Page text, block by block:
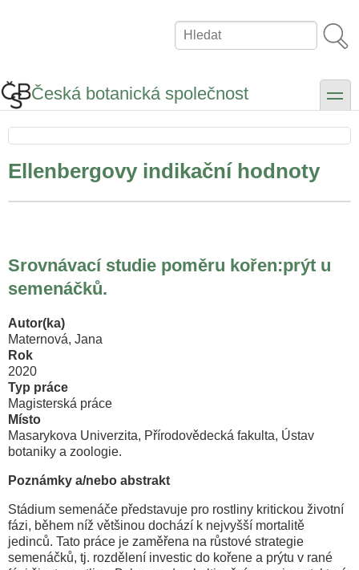
Hledat
Česká botanická společnost toggle
Ellenbergovy indikační hodnoty
Srovnávací studie poměru kořen:prýt u
semenáčků.
Autor(ka)
Maternová, Jana
Rok
2020
Typ práce
Magisterská práce
Místo
Masarykova Univerzita, Přírodovědecká fakulta, Ústav
botaniky a zoologie.
Poznámky a/nebo abstrakt
Stádium semenáče představuje pro rostliny kritickou životní
fázi, během níž většinou dochází k nejvyšší mortalitě
jedinců. Tato práce je zaměřena na růstové strategie
semenáčků, tj. rozdělení investic do kořene a prýtu v rané